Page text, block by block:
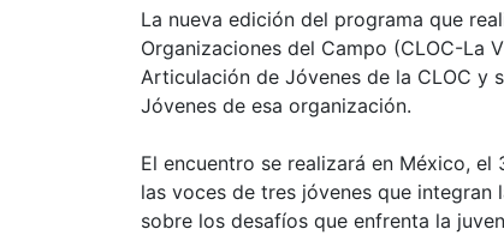
La nueva edición del programa que
Organizaciones del Campo (CLOC-La
Articulación de Jóvenes de la CLOC y
Jóvenes de esa organización.
El encuentro se realizará en México,
las voces de tres jóvenes que
sobre los desafíos que enfrenta la